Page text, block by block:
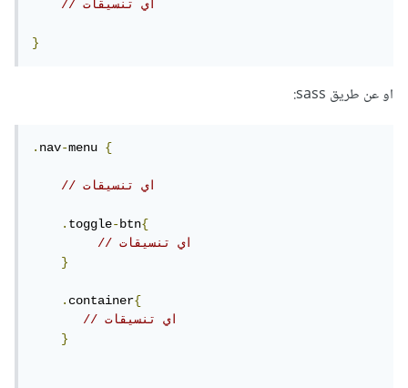
// اي تنسيقات
}
او عن طريق sass:
.nav-menu {
// اي تنسيقات
.toggle-btn{
// اي تنسيقات
}
.container{
// اي تنسيقات
}